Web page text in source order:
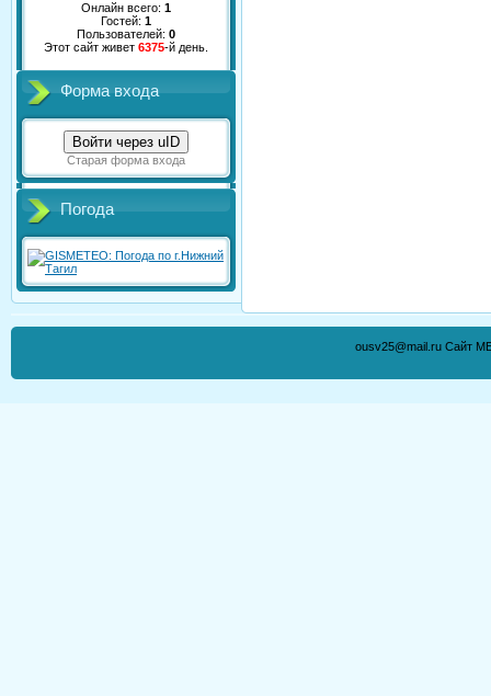
Онлайн всего: 1
Гостей: 1
Пользователей: 0
Этот сайт живет 6375-й день.
Форма входа
Войти через uID
Старая форма входа
Погода
ousv25@mail.ru Сайт